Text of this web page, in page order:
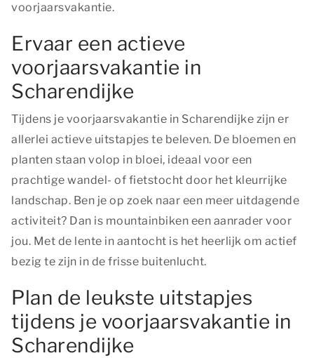
voorjaarsvakantie.
Ervaar een actieve
voorjaarsvakantie in
Scharendijke
Tijdens je voorjaarsvakantie in Scharendijke zijn er
allerlei actieve uitstapjes te beleven. De bloemen en
planten staan volop in bloei, ideaal voor een
prachtige wandel- of fietstocht door het kleurrijke
landschap. Ben je op zoek naar een meer uitdagende
activiteit? Dan is mountainbiken een aanrader voor
jou. Met de lente in aantocht is het heerlijk om actief
bezig te zijn in de frisse buitenlucht.
Plan de leukste uitstapjes
tijdens je voorjaarsvakantie in
Scharendijke